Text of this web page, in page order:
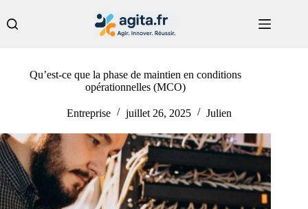
au
contenu
Qu’est-ce que la phase de maintien en conditions
opérationnelles (MCO)
Entreprise juillet 26, 2025 Julien